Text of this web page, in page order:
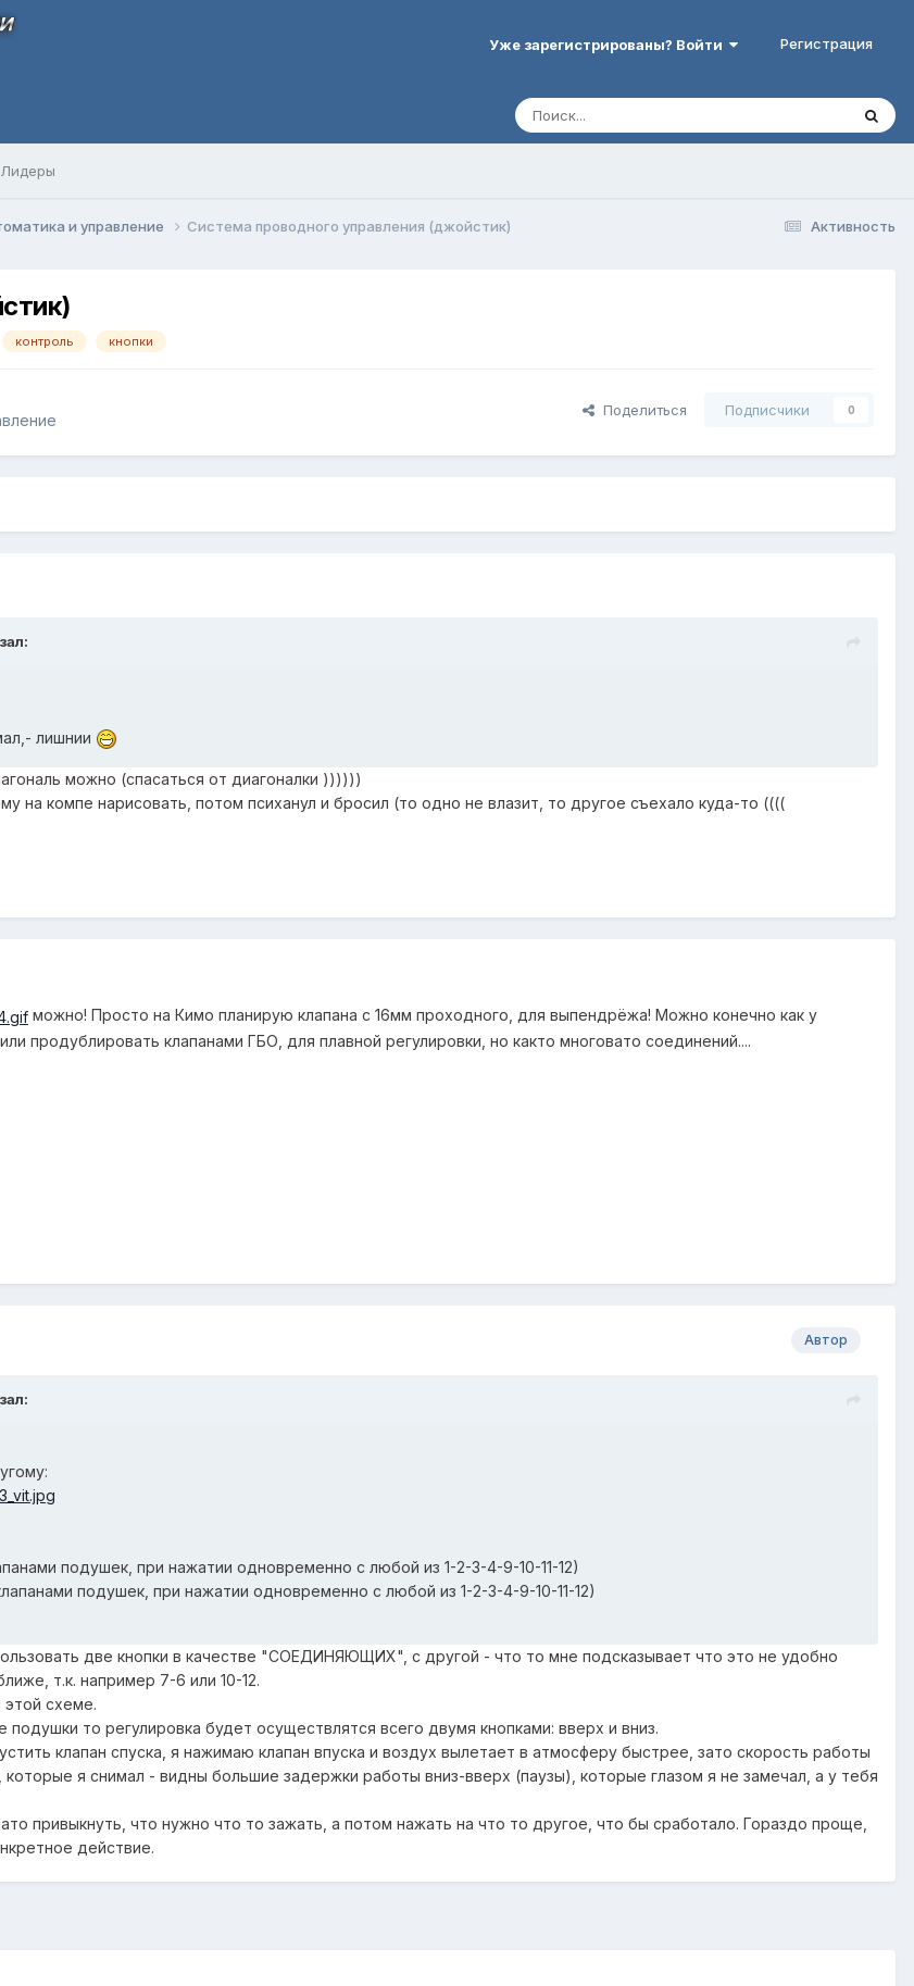
Уже зарегистрированы? Войти Регистрация
Лидеры
Активность
и управление Система проводного управления (джойстик)
контроль кнопки
Поделиться Подписчики 0
лишнии
можно (спасаться от диагоналки ))))))
на компе нарисовать, потом психанул и бросил (то одно не влазит, то другое съехало куда-то ((((
можно! Просто на Кимо планирую клапана с 16мм проходного, для выпендрёжа! Можно конечно как у
продублировать клапанами ГБО, для плавной регулировки, но както многовато соединений....
Автор
подушек, при нажатии одновременно с любой из 1-2-3-4-9-10-11-12)
подушек, при нажатии одновременно с любой из 1-2-3-4-9-10-11-12)
две кнопки в качестве "СОЕДИНЯЮЩИХ", с другой - что то мне подсказывает что это не удобно
т.к. например 7-6 или 10-12.
схеме.
то регулировка будет осуществлятся всего двумя кнопками: вверх и вниз.
клапан спуска, я нажимаю клапан впуска и воздух вылетает в атмосферу быстрее, зато скорость работы
я снимал - видны большие задержки работы вниз-вверх (паузы), которые глазом я не замечал, а у тебя
привыкнуть, что нужно что то зажать, а потом нажать на что то другое, что бы сработало. Гораздо проще,
действие.